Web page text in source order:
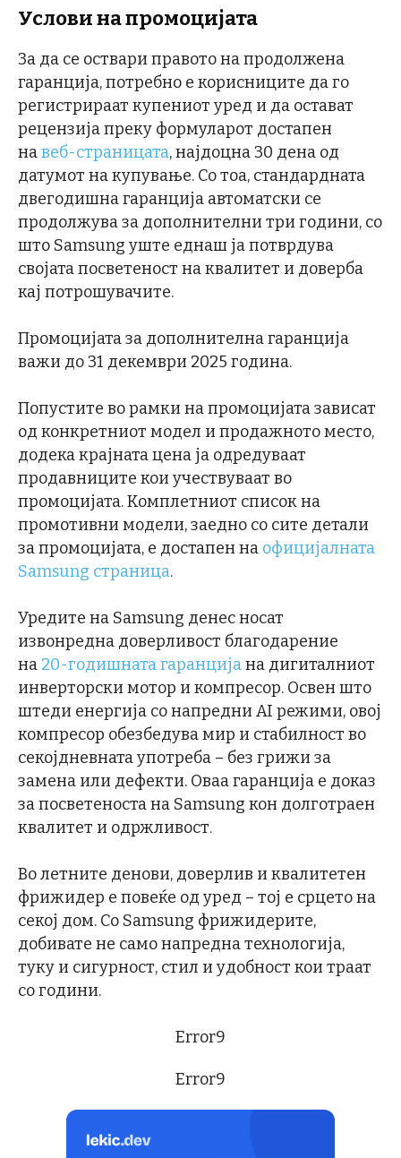
Услови на промоцијата
За да се оствари правото на продолжена
гаранција, потребно е корисниците да го
регистрираат купениот уред и да остават
рецензија преку формуларот достапен
навеб-страницата, најдоцна 30 дена од
датумот на купување. Со тоа, стандардната
двегодишна гаранција автоматски се
продолжува за дополнителни три години, со
што Samsung уште еднаш ја потврдува
својата посветеност на квалитет и доверба
кај потрошувачите.
Промоцијата за дополнителна гаранција
важи до 31 декември 2025 година.
Попустите во рамки на промоцијата зависат
од конкретниот модел и продажното место,
додека крајната цена ја одредуваат
продавниците кои учествуваат во
промоцијата. Комплетниот список на
промотивни модели, заедно со сите детали
за промоцијата, е достапен на официјалната
Samsung страница.
Уредите на Samsung денес носат
извонредна доверливост благодарение
на 20-годишната гаранцијана дигиталниот
инверторски мотор и компресор. Освен што
штеди енергија со напредни AI режими, овој
компресор обезбедува мир и стабилност во
секојдневната употреба – без грижи за
замена или дефекти. Оваа гаранција е доказ
за посветеноста на Samsung кон долготраен
квалитет и одржливост.
Во летните денови, доверлив и квалитетен
фрижидер е повеќе од уред – тој е срцето на
секој дом. Со Samsung фрижидерите,
добивате не само напредна технологија,
туку и сигурност, стил и удобност кои траат
со години.
Error9
Error9